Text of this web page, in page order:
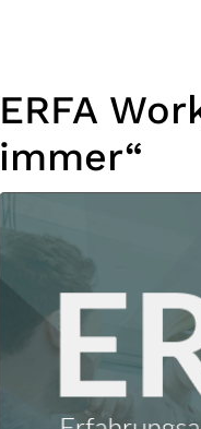
ERFA
immer“